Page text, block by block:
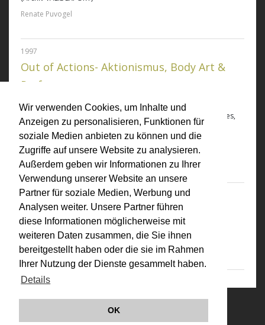
Wir verwenden Cookies, um Inhalte und
Anzeigen zu personalisieren, Funktionen für
soziale Medien anbieten zu können und die
Zugriffe auf unsere Website zu analysieren.
Außerdem geben wir Informationen zu Ihrer
Verwendung unserer Website an unsere
Partner für soziale Medien, Werbung und
Analysen weiter. Unsere Partner führen
diese Informationen möglicherweise mit
weiteren Daten zusammen, die Sie ihnen
bereitgestellt haben oder die sie im Rahmen
Ihrer Nutzung der Dienste gesammelt haben.
Details
OK
Renate Puvogel
1997
Out of Actions- Aktionismus, Body Art &
Perfromance
Out of Actions- Aktionismus, Body Art & Perfromance
Ausstellungskatalog Museum of Contemporary Art, Los Angeles,
Österreichisches Museum für Angewandte Kunst Wien, Cantz
Verlag, Ostfildern
Paul Schimmel, Kristine Stiles, Peter Noever (Hsg)
1997
Der neue österreichische Film
Der neue österreichische Film, Wespennest, 96/97, Wien
Gottfried Schlemmer (Hsg)